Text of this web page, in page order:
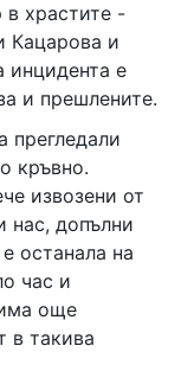
в храстите -
Кацарова и
инцидента е
и прешлените.
прегледали
кръвно.
извозени от
нас, допълни
останала на
час и
още
в такива